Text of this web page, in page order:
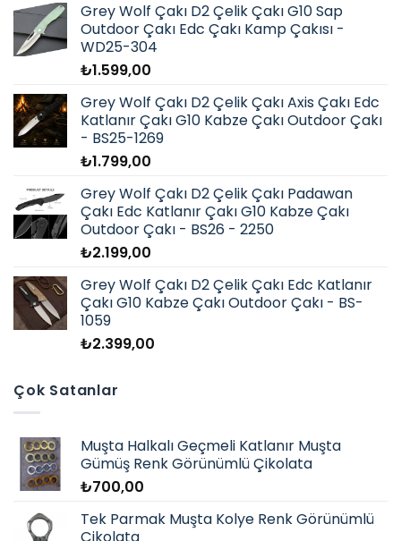
Grey Wolf Çakı D2 Çelik Çakı G10 Sap
Outdoor Çakı Edc Çakı Kamp Çakısı -
WD25-304
₺1.599,00
Grey Wolf Çakı D2 Çelik Çakı Axis Çakı Edc
Katlanır Çakı G10 Kabze Çakı Outdoor Çakı
- BS25-1269
₺1.799,00
Grey Wolf Çakı D2 Çelik Çakı Padawan
Çakı Edc Katlanır Çakı G10 Kabze Çakı
Outdoor Çakı - BS26 - 2250
₺2.199,00
Grey Wolf Çakı D2 Çelik Çakı Edc Katlanır
Çakı G10 Kabze Çakı Outdoor Çakı - BS-
1059
₺2.399,00
Çok Satanlar
Muşta Halkalı Geçmeli Katlanır Muşta
Gümüş Renk Görünümlü Çikolata
₺700,00
Tek Parmak Muşta Kolye Renk Görünümlü
Çikolata